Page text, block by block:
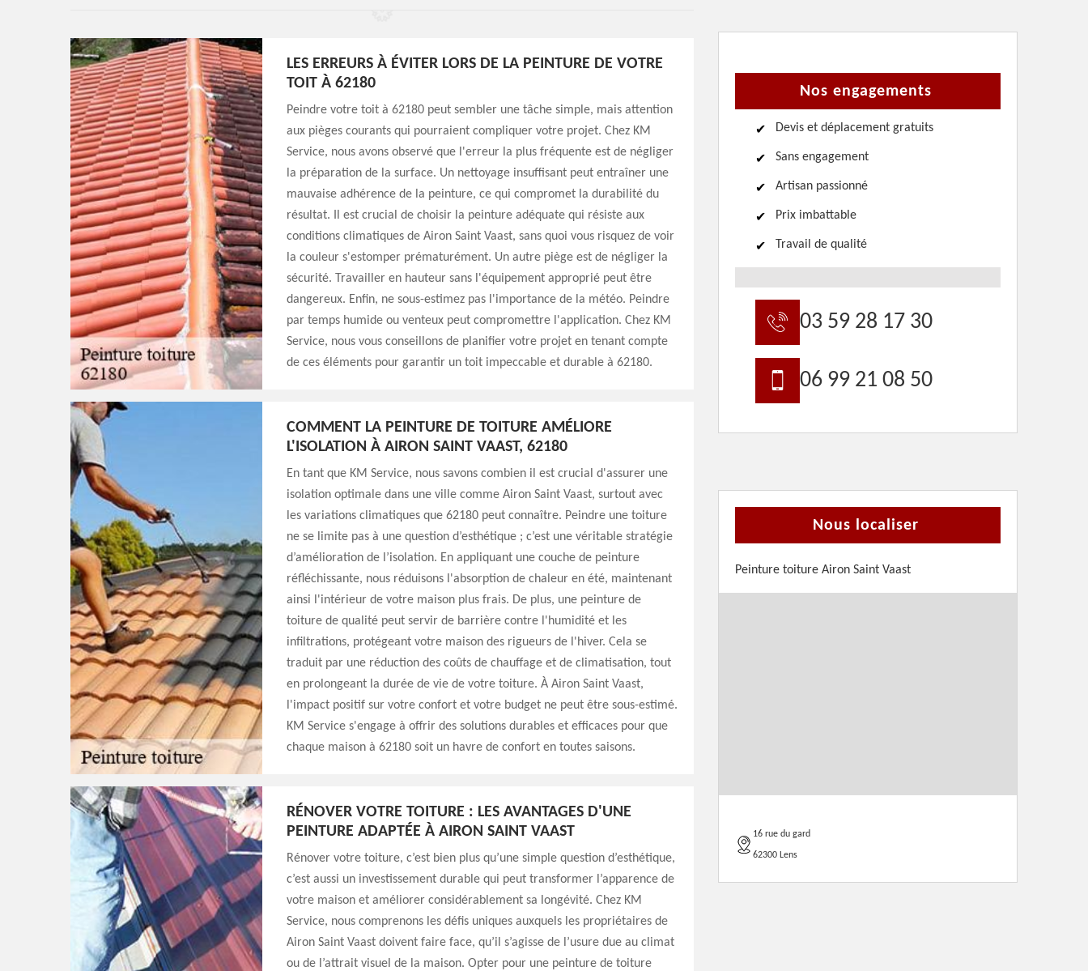
LES ERREURS À ÉVITER LORS DE LA PEINTURE DE VOTRE
TOIT À 62180
Peindre votre toit à 62180 peut sembler une tâche simple, mais attention
aux pièges courants qui pourraient compliquer votre projet. Chez KM
Service, nous avons observé que l'erreur la plus fréquente est de négliger
la préparation de la surface. Un nettoyage insuffisant peut entraîner une
mauvaise adhérence de la peinture, ce qui compromet la durabilité du
résultat. Il est crucial de choisir la peinture adéquate qui résiste aux
conditions climatiques de Airon Saint Vaast, sans quoi vous risquez de voir
la couleur s'estomper prématurément. Un autre piège est de négliger la
sécurité. Travailler en hauteur sans l'équipement approprié peut être
dangereux. Enfin, ne sous-estimez pas l'importance de la météo. Peindre
par temps humide ou venteux peut compromettre l'application. Chez KM
Service, nous vous conseillons de planifier votre projet en tenant compte
de ces éléments pour garantir un toit impeccable et durable à 62180.
COMMENT LA PEINTURE DE TOITURE AMÉLIORE
L'ISOLATION À AIRON SAINT VAAST, 62180
En tant que KM Service, nous savons combien il est crucial d'assurer une
isolation optimale dans une ville comme Airon Saint Vaast, surtout avec
les variations climatiques que 62180 peut connaître. Peindre une toiture
ne se limite pas à une question d’esthétique ; c’est une véritable stratégie
d’amélioration de l’isolation. En appliquant une couche de peinture
réfléchissante, nous réduisons l'absorption de chaleur en été, maintenant
ainsi l'intérieur de votre maison plus frais. De plus, une peinture de
toiture de qualité peut servir de barrière contre l'humidité et les
infiltrations, protégeant votre maison des rigueurs de l'hiver. Cela se
traduit par une réduction des coûts de chauffage et de climatisation, tout
en prolongeant la durée de vie de votre toiture. À Airon Saint Vaast,
l'impact positif sur votre confort et votre budget ne peut être sous-estimé.
KM Service s'engage à offrir des solutions durables et efficaces pour que
chaque maison à 62180 soit un havre de confort en toutes saisons.
RÉNOVER VOTRE TOITURE : LES AVANTAGES D'UNE
PEINTURE ADAPTÉE À AIRON SAINT VAAST
Rénover votre toiture, c’est bien plus qu’une simple question d’esthétique,
c’est aussi un investissement durable qui peut transformer l’apparence de
votre maison et améliorer considérablement sa longévité. Chez KM
Service, nous comprenons les défis uniques auxquels les propriétaires de
Airon Saint Vaast doivent faire face, qu’il s’agisse de l’usure due au climat
ou de l’attrait visuel de la maison. Opter pour une peinture de toiture
Nos engagements
Devis et déplacement gratuits
Sans engagement
Artisan passionné
Prix imbattable
Travail de qualité
03 59 28 17 30
06 99 21 08 50
Nous localiser
Peinture toiture Airon Saint Vaast
16 rue du gard
62300 Lens